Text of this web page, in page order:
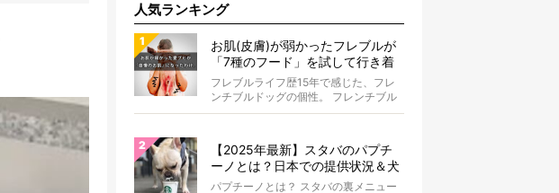
人気ランキング
お肌(皮膚)が弱かったフレブルが
「7種のフード」を試して行き着
いた「病院知らず」の実体験
フレブルライフ歴15年で感じた、フレ
ンチブルドッグの個性。 フレンチブル
ドッグと暮らしはじめて15年になる筆
【2025年最新】スタバのパプチ
ーノとは？日本での提供状況＆犬
同伴OK店舗一覧も紹介！
パプチーノとは？ スタバの裏メニュー